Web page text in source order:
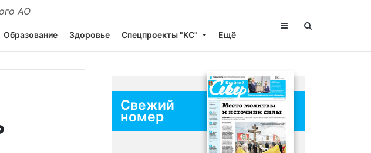
АО
Образование Здоровье Спецпроекты "КС" Ещё
Свежий
номер